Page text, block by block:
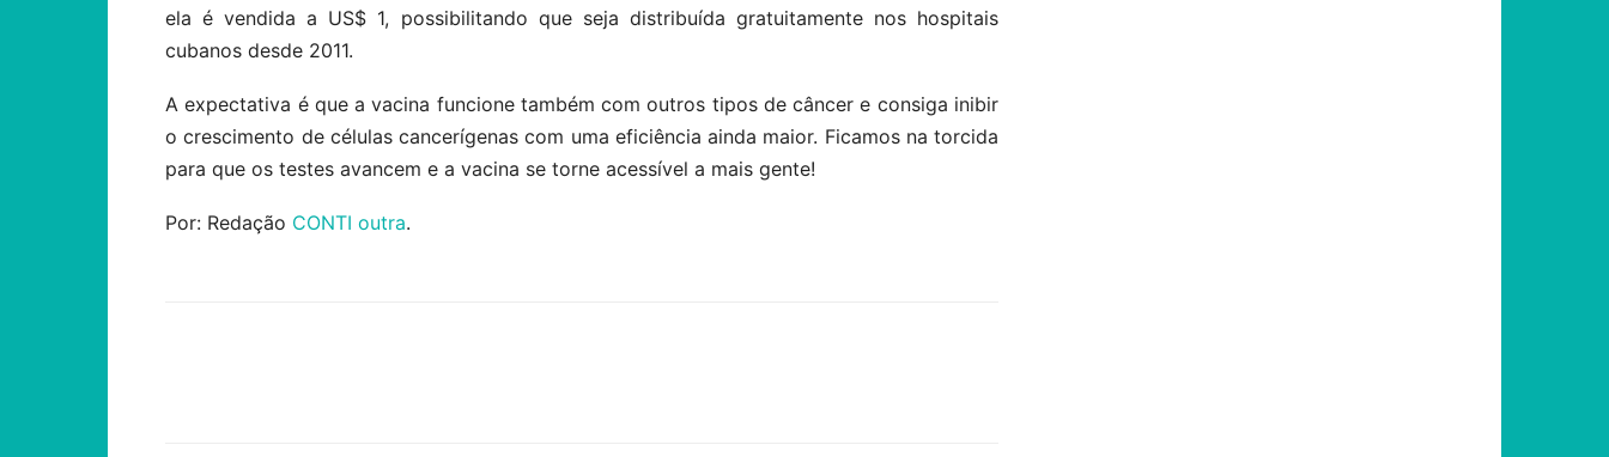
ela é vendida a US$ 1, possibilitando que seja distribuída gratuitamente nos hospitais
cubanos desde 2011.
A expectativa é que a vacina funcione também com outros tipos de câncer e consiga inibir
o crescimento de células cancerígenas com uma eficiência ainda maior. Ficamos na torcida
para que os testes avancem e a vacina se torne acessível a mais gente!
Por: Redação CONTI outra.